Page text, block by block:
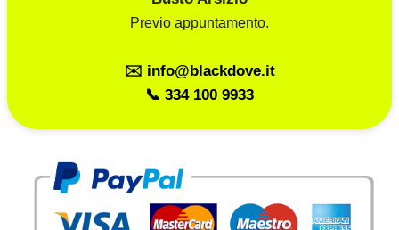
Previo appuntamento.
✉️ info@blackdove.it
📞 334 100 9933